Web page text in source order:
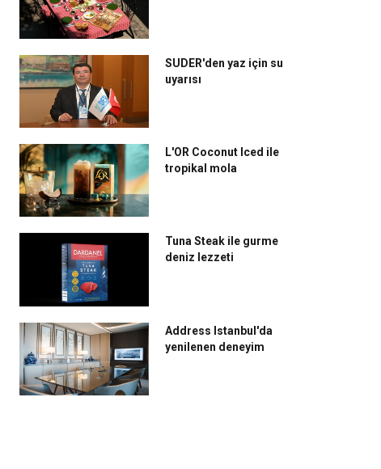
SUDER'den yaz için su
uyarısı
L'OR Coconut Iced ile
tropikal mola
Tuna Steak ile gurme
deniz lezzeti
Address Istanbul'da
yenilenen deneyim